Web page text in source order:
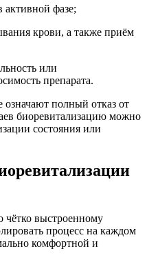
фазе;
крови, а также приём
или
препарата.
полный отказ от
биоревитализацию можно
состояния или
чётко выстроенному
процесс на каждом
комфортной и